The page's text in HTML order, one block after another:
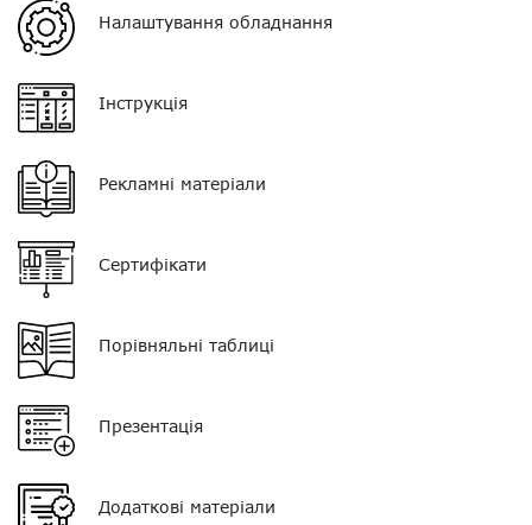
Орієнтовна дальність у
місті
Орієнтовна дальність у
лісі
Орієнтовна дальність у
полі
Пиловологозахист
Кількість каналів
Розмір
Вага
інструкція, кабель
Налаштування обладнання
Інструкція
Рекламні матеріали
Сертифікати
Порівняльні таблиці
Презентація
Додаткові матеріали